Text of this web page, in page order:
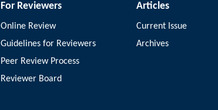
For Reviewers
Online Review
Guidelines for Reviewers
Peer Review Process
Reviewer Board
Articles
Current Issue
Archives